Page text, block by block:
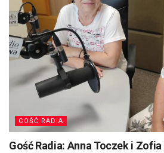
GOŚĆ RADIA
Gość Radia: Anna Toczek i